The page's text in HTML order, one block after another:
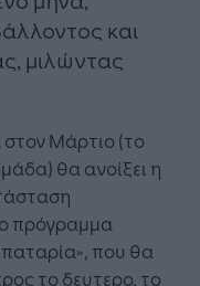
και
μιλώντας
στον Μάρτιο (το
θα ανοίξει η
πρόγραμμα
που θα
το δευτερο, το